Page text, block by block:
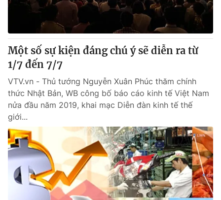
Thế giới đó đây
Câu chuyện quốc tế
Tài chính
Thị trường
Góc doanh nghiệp
Dữ liệu và đời sống
Truyền hình
Phim VTV
Hậu trường
Nhân vật
Khán giả
Giải sao mai
Giải trí
Điện ảnh
Âm nhạc
Sao
Đời sống
Du lịch
Làm đẹp
Chất lượng cuộc sống
Giáo dục
Tuyển sinh
Học trực tuyến
Công nghệ
Hitech Công nghệ tương lai
Giao lưu trực tuyến
Một số sự kiện đáng chú ý sẽ diễn ra từ
1/7 đến 7/7
VTV.vn - Thủ tướng Nguyễn Xuân Phúc thăm chính
thức Nhật Bản, WB công bố báo cáo kinh tế Việt Nam
nửa đầu năm 2019, khai mạc Diễn đàn kinh tế thế
giới...